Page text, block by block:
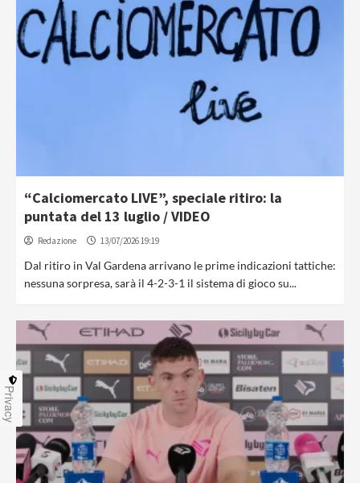
“Calciomercato LIVE”, speciale ritiro: la
puntata del 13 luglio / VIDEO
Redazione 13/07/2026 19:19
Dal ritiro in Val Gardena arrivano le prime indicazioni tattiche:
nessuna sorpresa, sarà il 4-2-3-1 il sistema di gioco su...
Privacy